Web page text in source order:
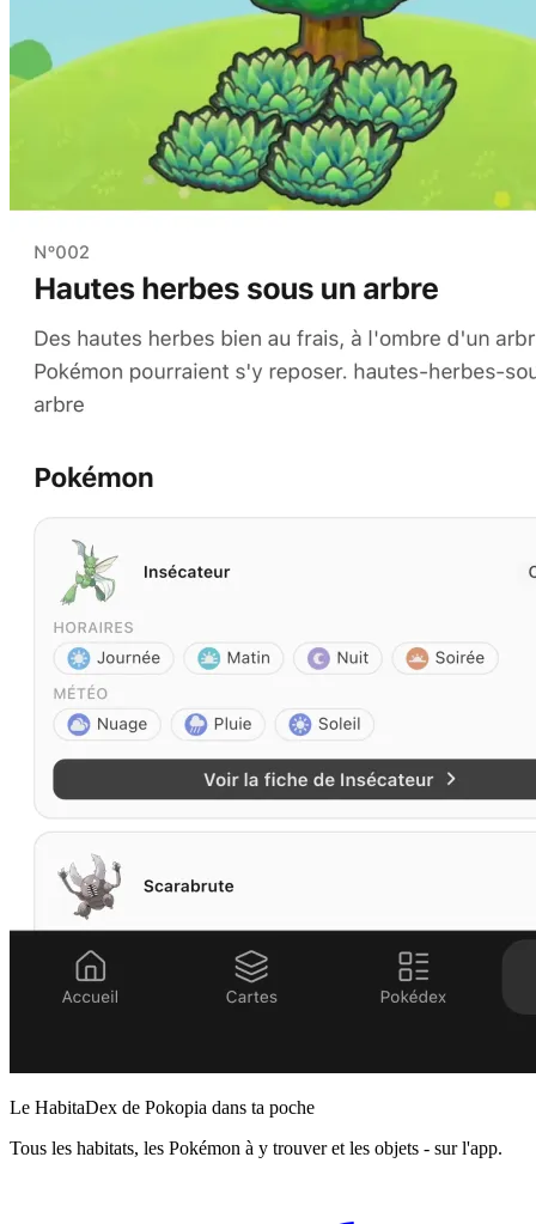
Le HabitaDex de Pokopia dans ta poche
Tous les habitats, les Pokémon à y trouver et les objets - sur l'app.